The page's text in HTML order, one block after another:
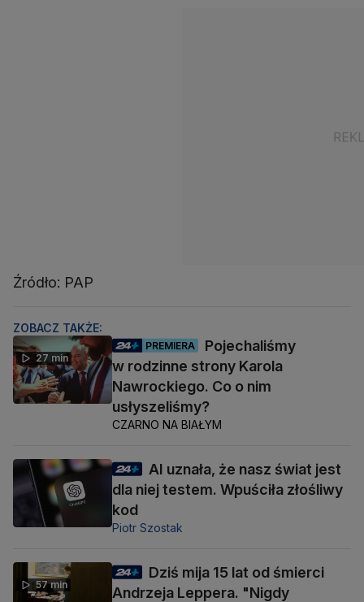
Źródło: PAP
ZOBACZ TAKŻE:
27 min
PREMIERA
Pojechaliśmy
w rodzinne strony Karola
Nawrockiego. Co o nim
usłyszeliśmy?
CZARNO NA BIAŁYM
AI uznała, że nasz świat jest
dla niej testem. Wpuściła złośliwy
kod
Piotr Szostak
57 min
Dziś mija 15 lat od śmierci
Andrzeja Leppera. "Nigdy